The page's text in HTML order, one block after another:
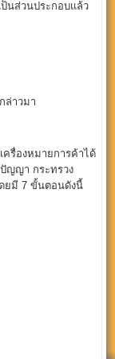
ป็นส่วนประกอบแล้ว
ล่าวมา
ครื่องหมายการค้าได้
ญญา กระทรวง
ยมี 7 ขั้นตอนดังนี้